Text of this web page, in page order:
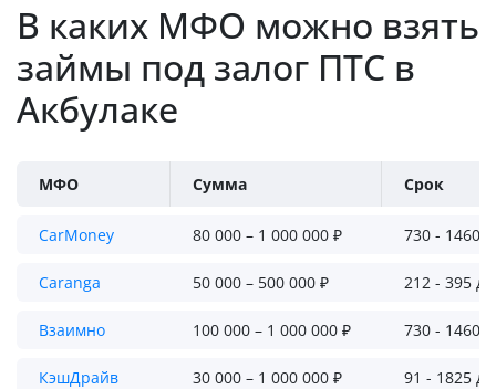
В каких МФО можно взять
займы под залог ПТС в
Акбулаке
МФО Сумма Срок
CarMoney 80 000 – 1 000 000 ₽ 730 - 1460
Caranga 50 000 – 500 000 ₽ 212 - 395
Взаимно 100 000 – 1 000 000 ₽ 730 - 1460
КэшДрайв 30 000 – 1 000 000 ₽ 91 - 1825